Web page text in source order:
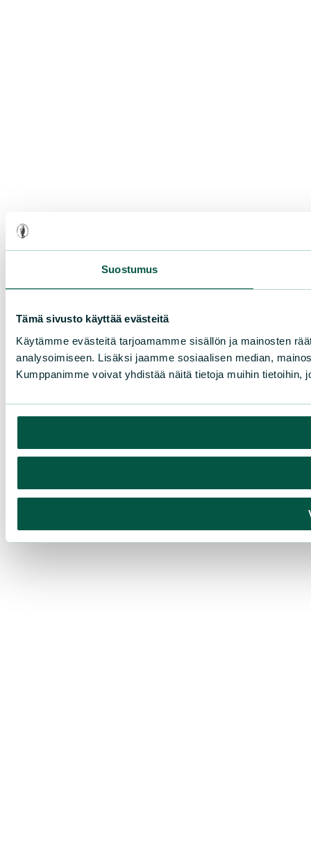
Suostumus
Tämä sivusto käyttää evästeitä
Käytämme evästeitä tarjoamamme sisällön ja mainosten
analysoimiseen. Lisäksi jaamme sosiaalisen median,
Kumppanimme voivat yhdistää näitä tietoja muihin tietoihin,